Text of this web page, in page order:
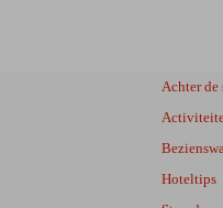
Achter de
Hoteltips